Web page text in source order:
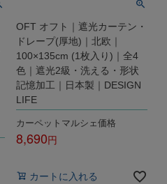
OFT オフト｜遮光カーテン・
ドレープ(厚地)｜北欧｜
100×135cm (1枚入り)｜全4
色｜遮光2級・洗える・形状
記憶加工｜日本製｜DESIGN
LIFE
カーペットマルシェ価格
8,690
カートに入れる